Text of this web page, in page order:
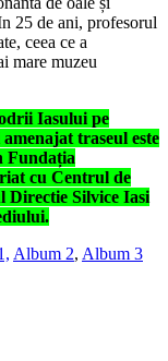
25 de ani, profesorul
ceea ce a
mare muzeu
Iasului pe
traseul este
Fundația
cu Centrul de
Silvice Iasi
Album 2, Album 3